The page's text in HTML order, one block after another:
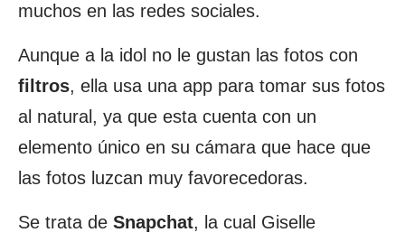
muchos en las redes sociales.
Aunque a la idol no le gustan las fotos con
filtros, ella usa una app para tomar sus fotos
al natural, ya que esta cuenta con un
elemento único en su cámara que hace que
las fotos luzcan muy favorecedoras.
Se trata de Snapchat, la cual Giselle